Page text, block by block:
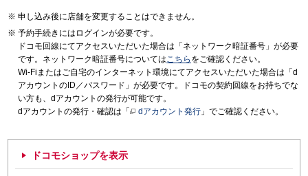
申し込み後に店舗を変更することはできません。
予約手続きにはログインが必要です。
ドコモ回線にてアクセスいただいた場合は「ネットワーク暗証番号」が必要
です。ネットワーク暗証番号についてはこちら をご確認ください。
Wi-Fiまたはご自宅のインターネット環境にてアクセスいただいた場合は「d
アカウントのID／パスワード」が必要です。ドコモの契約回線をお持ちでな
い方も、dアカウントの発行が可能です。
dアカウントの発行・確認は「
dアカウント発行 」でご確認ください。
ドコモショップを表示